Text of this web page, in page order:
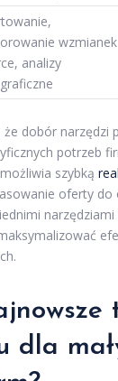
wzmianek
analizy
dobór narzędzi
potrzeb
szybką
oferty do
dla